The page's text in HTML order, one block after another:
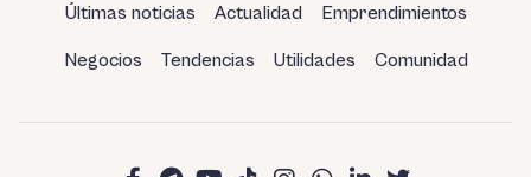
Últimas noticias Actualidad Emprendimientos
Negocios Tendencias Utilidades Comunidad